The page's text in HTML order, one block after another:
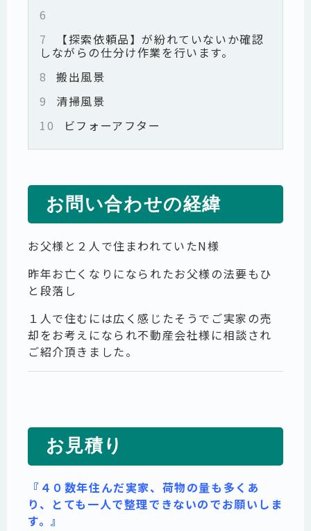
6
7
【探索依頼品】が紛れていないか確認
しながらの仕分け作業を行います。
8
搬出風景
9
清掃風景
10
ビフォーアフター
お問い合わせの経緯
お父様と２人で住まわれていたN様
昨年お亡くなりになられたお父様の法要もひ
と段落し
１人で住むには広く感じたそうでご実家の売
却をお考えになられ不動産会社様に相談され
ご紹介頂きました。
お見積り
『４０数年住んだ実家、荷物の量も多くあ
り、とても一人で整理できないのでお願いしま
す。』